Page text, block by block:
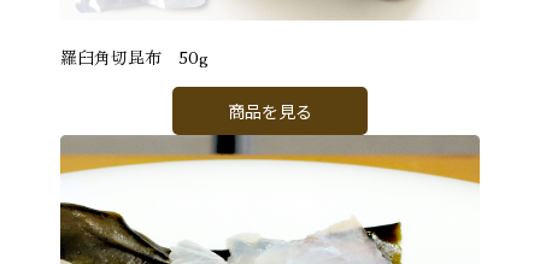
羅臼角切昆布 50g
商品を見る